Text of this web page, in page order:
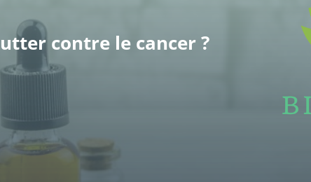
contre le cancer ?